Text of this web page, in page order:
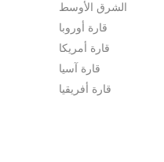
الشرق الأوسط
قارة أوروبا
قارة أمريكا
قارة آسيا
قارة أفريقيا